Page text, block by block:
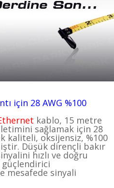
için 28 AWG %100
kablo, 15 metre
sağlamak için 28
kaliteli, oksijensiz, %100
Düşük dirençli bakır
hızlı ve doğru
mesafede sinyali